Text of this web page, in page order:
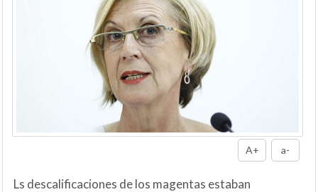
A+ a-
Ls descalificaciones de los magentas estaban